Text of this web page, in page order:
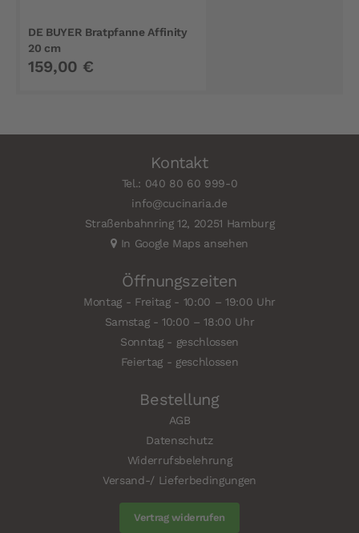
DE BUYER Bratpfanne Affinity
20 cm
159,00 €
Kontakt
Tel.: 040 80 60 999-0
info@cucinaria.de
Straßenbahnring 12, 20251 Hamburg
In Google Maps ansehen
Öffnungszeiten
Montag - Freitag - 10:00 – 19:00 Uhr
Samstag - 10:00 – 18:00 Uhr
Sonntag - geschlossen
Feiertag - geschlossen
Bestellung
AGB
Datenschutz
Widerrufsbelehrung
Versand-/ Lieferbedingungen
Vertrag widerrufen